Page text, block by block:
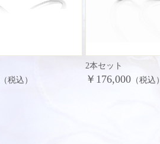
（税込）
2本セット
￥176,000（税込）